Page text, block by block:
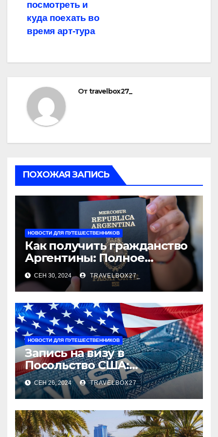
посмотреть и
куда поехать во
время арт-тура
Отtravelbox27_
ПОХОЖАЯ ЗАПИСЬ
НОВОСТИ ДЛЯ ПУТЕШЕСТВЕННИКОВ
Как получить гражданство
Аргентины: Полное
руководство
СЕН 30, 2024 TRAVELBOX27_
НОВОСТИ ДЛЯ ПУТЕШЕСТВЕННИКОВ
Запись на визу в
Посольство США:
Пошаговое руководство
СЕН 26, 2024 TRAVELBOX27_